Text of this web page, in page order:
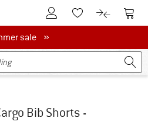
Til kundekontoenTil huskesedlen.
Til Til
salesale »
Bib Shorts -